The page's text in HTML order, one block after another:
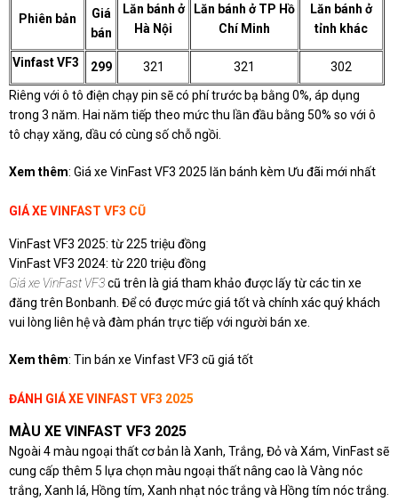
Phiên bản
Giá
bán
Lăn bánh ở
Hà Nội
Lăn bánh ở TP Hồ
Chí Minh
Lăn bánh ở
tỉnh khác
Vinfast VF3 299 321 321
302
Riêng với ô tô điện chạy pin sẽ có phí trước bạ bằng 0%, áp dụng
trong 3 năm. Hai năm tiếp theo mức thu lần đầu bằng 50% so với ô
tô chạy xăng, dầu có cùng số chỗ ngồi.
Xem thêm: Giá xe VinFast VF3 2025 lăn bánh kèm Ưu đãi mới nhất
GIÁ XE VINFAST VF3 CŨ
VinFast VF3 2025: từ 225 triệu đồng
VinFast VF3 2024: từ 220 triệu đồng
Giá xe VinFast VF3cũ trên là giá tham khảo được lấy từ các tin xe
đăng trên Bonbanh. Để có được mức giá tốt và chính xác quý khách
vui lòng liên hệ và đàm phán trực tiếp với người bán xe.
Xem thêm: Tin bán xe Vinfast VF3 cũ giá tốt
ĐÁNH GIÁ XE VINFAST VF3 2025
MÀU XE VINFAST VF3 2025
Ngoài 4 màu ngoại thất cơ bản là Xanh, Trắng, Đỏ và Xám, VinFast sẽ
cung cấp thêm 5 lựa chọn màu ngoại thất nâng cao là Vàng nóc
trắng, Xanh lá, Hồng tím, Xanh nhạt nóc trắng và Hồng tím nóc trắng.